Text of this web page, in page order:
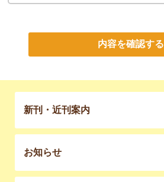
内容を確認する
新刊・近刊案内
お知らせ